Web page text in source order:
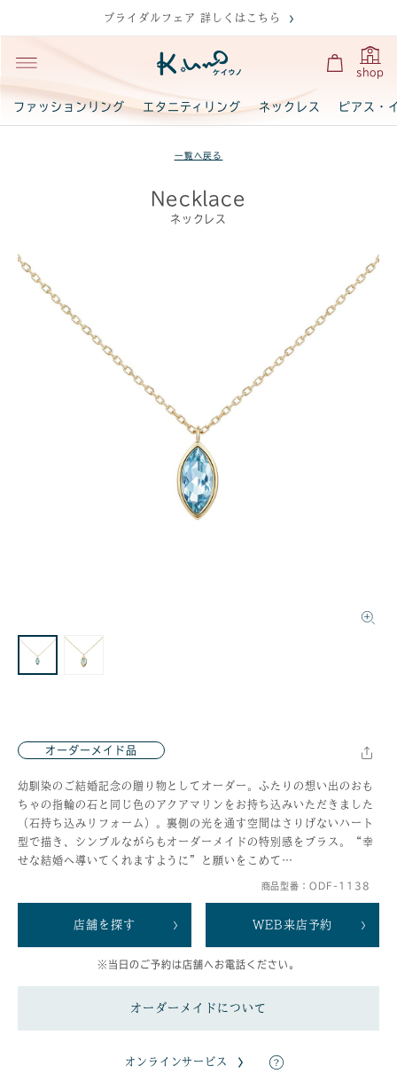
ブライダルフェア 詳しくはこちら
shop
ファッションリング エタニティリング ネックレス ピアス・
一覧へ戻る
Necklace
ネックレス
オーダーメイド品
幼馴染のご結婚記念の贈り物としてオーダー。ふたりの想い出のおも
ちゃの指輪の石と同じ色のアクアマリンをお持ち込みいただきました
（石持ち込みリフォーム）。裏側の光を通す空間はさりげないハート
型で描き、シンプルながらもオーダーメイドの特別感をプラス。“幸
せな結婚へ導いてくれますように”と願いをこめて…
商品型番：ODF-1138
店舗を探す WEB来店予約
※当日のご予約は店舗へお電話ください。
オーダーメイドについて
オンラインサービス